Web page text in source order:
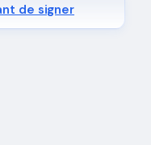
de signer